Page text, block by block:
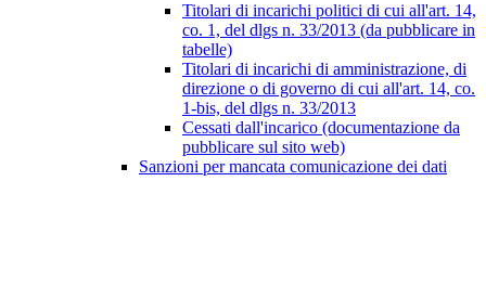
Titolari di incarichi politici di cui all'art. 14,
co. 1, del dlgs n. 33/2013 (da pubblicare in
tabelle)
Titolari di incarichi di amministrazione, di
direzione o di governo di cui all'art. 14, co.
1-bis, del dlgs n. 33/2013
Cessati dall'incarico (documentazione da
pubblicare sul sito web)
Sanzioni per mancata comunicazione dei dati